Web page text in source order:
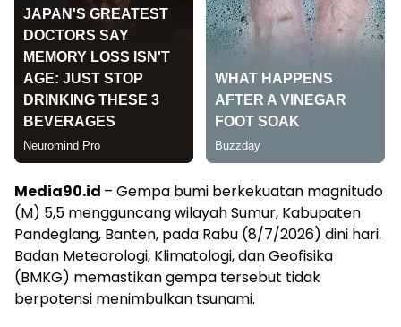
Media90.id – Gempa bumi berkekuatan magnitudo
(M) 5,5 mengguncang wilayah Sumur, Kabupaten
Pandeglang, Banten, pada Rabu (8/7/2026) dini hari.
Badan Meteorologi, Klimatologi, dan Geofisika
(BMKG) memastikan gempa tersebut tidak
berpotensi menimbulkan tsunami.